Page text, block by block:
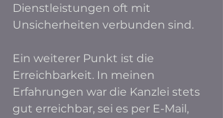
Dienstleistungen oft mit
Unsicherheiten verbunden sind.
Ein weiterer Punkt ist die
Erreichbarkeit. In meinen
Erfahrungen war die Kanzlei stets
gut erreichbar, sei es per E-Mail,